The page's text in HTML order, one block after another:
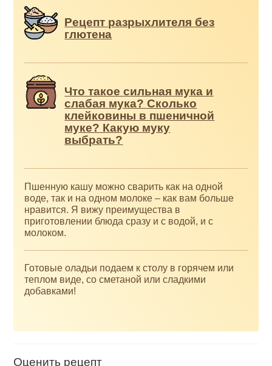
Рецепт разрыхлителя без
глютена
Что такое сильная мука и
слабая мука? Сколько
клейковины в пшеничной
муке? Какую муку
выбрать?
Пшенную кашу можно сварить как на одной
воде, так и на одном молоке – как вам больше
нравится. Я вижу преимущества в
приготовлении блюда сразу и с водой, и с
молоком.
Готовые оладьи подаем к столу в горячем или
теплом виде, со сметаной или сладкими
добавками!
Оценить рецепт